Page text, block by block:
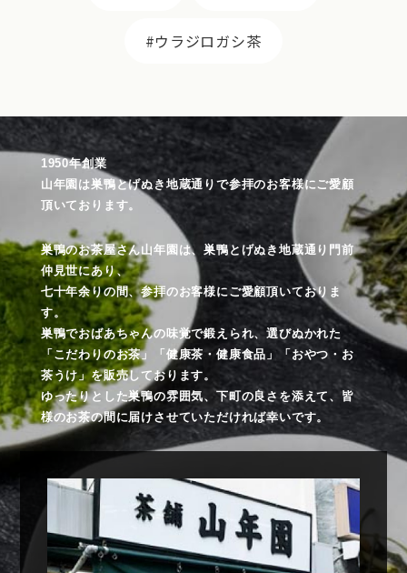
ウラジロガシ茶
1950年創業
山年園は巣鴨とげぬき地蔵通りで参拝のお客様にご愛顧
頂いております。
巣鴨のお茶屋さん山年園は、巣鴨とげぬき地蔵通り門前
仲見世にあり、
七十年余りの間、参拝のお客様にご愛顧頂いておりま
す。
巣鴨でおばあちゃんの味覚で鍛えられ、選びぬかれた
「こだわりのお茶」「健康茶・健康食品」「おやつ・お
茶うけ」を販売しております。
ゆったりとした巣鴨の雰囲気、下町の良さを添えて、皆
様のお茶の間に届けさせていただければ幸いです。